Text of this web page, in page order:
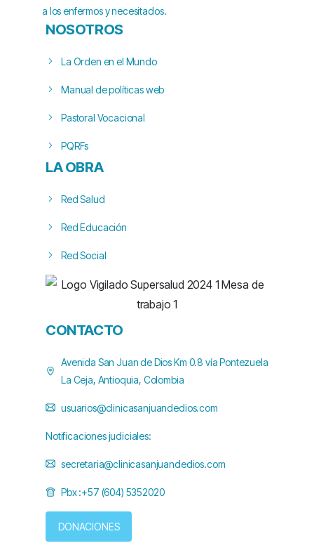
a los enfermos y necesitados.
NOSOTROS
La Orden en el Mundo
Manual de políticas web
Pastoral Vocacional
PQRFs
LA OBRA
Red Salud
Red Educación
Red Social
CONTACTO
Avenida San Juan de Dios Km 0.8 vía Pontezuela
La Ceja, Antioquia, Colombia
usuarios@clinicasanjuandedios.com
Notificaciones judiciales:
secretaria@clinicasanjuandedios.com
Pbx :+57 (604) 5352020
DONACIONES